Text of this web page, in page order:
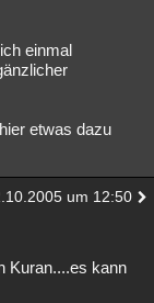
einmal
etwas dazu
um 12:50
Kuran....es kann